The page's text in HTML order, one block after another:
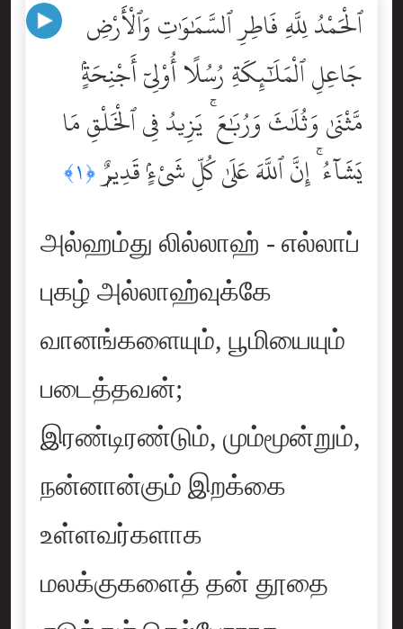
ٱلْحَمْدُ لِلَّهِ فَاطِرِ ٱلسَّمَٰوَٰتِ وَٱلْأَرْضِ
جَاعِلِ ٱلْمَلَٰٓئِكَةِ رُسُلًا أُوْلِىٓ أَجْنِحَةٍۢ
مَّثْنَىٰ وَثُلَٰثَ وَرُبَٰعَ ۚ يَزِيدُ فِى ٱلْخَلْقِ مَا
يَشَآءُ ۚ إِنَّ ٱللَّهَ عَلَىٰ كُلِّ شَىْءٍۢ قَدِيرٌۭ﴿١﴾
அல்ஹம்து லில்லாஹ் - எல்லாப்
புகழ் அல்லாஹ்வுக்கே
வானங்களையும், பூமியையும்
படைத்தவன்;
இரண்டிரண்டும், மும்மூன்றும்,
நன்னான்கும் இறக்கை
உள்ளவர்களாக
மலக்குகளைத் தன் தூதை